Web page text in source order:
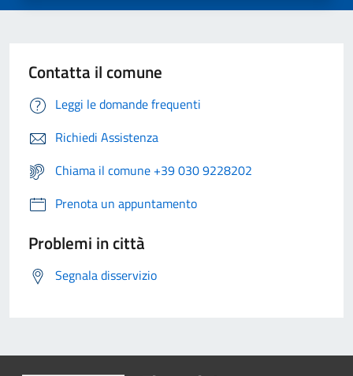
Contatta il comune
Leggi le domande frequenti
Richiedi Assistenza
Chiama il comune +39 030 9228202
Prenota un appuntamento
Problemi in città
Segnala disservizio